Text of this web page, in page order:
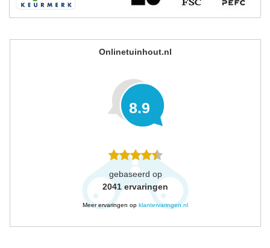
Onlinetuinhout.nl
8.9
gebaseerd op
2041 ervaringen
Meer ervaringen op klantervaringen.nl